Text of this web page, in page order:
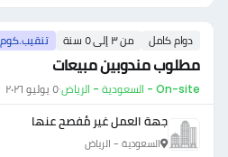
دوام كامل من ٣ إلى ٥ سنة تنقيب.كوم
مطلوب مندوبين مبيعات
On-site - السعودية - الرياض ·٥ يوليو ٢٠٢٦
جهة العمل غير مُفصح عنها
السعودية - الرياض